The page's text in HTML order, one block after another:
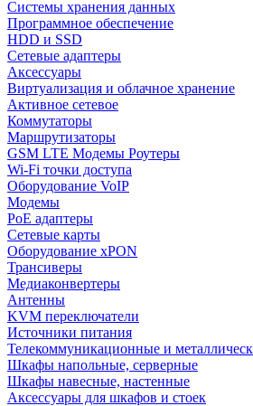
Системы хранения данных
Программное обеспечение
HDD и SSD
Сетевые адаптеры
Аксессуары
Виртуализация и облачное хранение
Активное сетевое
Коммутаторы
Маршрутизаторы
GSM LTE Модемы Роутеры
Wi-Fi точки доступа
Оборудование VoIP
Модемы
PoE адаптеры
Сетевые карты
Оборудование xPON
Трансиверы
Медиаконвертеры
Антенны
KVM переключатели
Источники питания
Телекоммуникационные и
Шкафы напольные, серверные
Шкафы навесные, настенные
Аксессуары для шкафов и стоек